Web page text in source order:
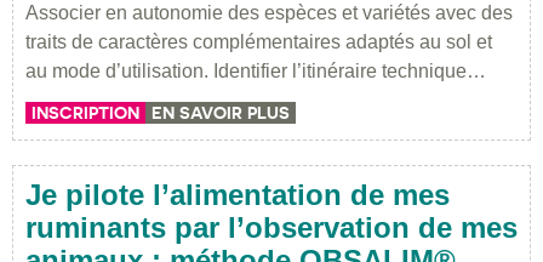
Associer en autonomie des espèces et variétés avec des
traits de caractères complémentaires adaptés au sol et
au mode d’utilisation. Identifier l’itinéraire technique…
INSCRIPTION EN SAVOIR PLUS
Je pilote l’alimentation de mes
ruminants par l’observation de mes